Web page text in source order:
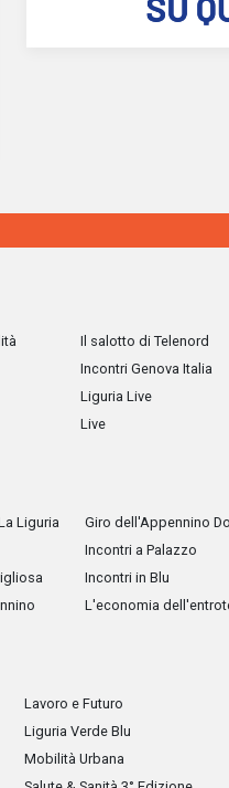
Il salotto di Telenord
Incontri Genova Italia
Liguria Live
Live
Liguria
Giro dell'Appennino
Incontri a Palazzo
Incontri in Blu
L'economia
Lavoro e Futuro
Liguria Verde Blu
Mobilità Urbana